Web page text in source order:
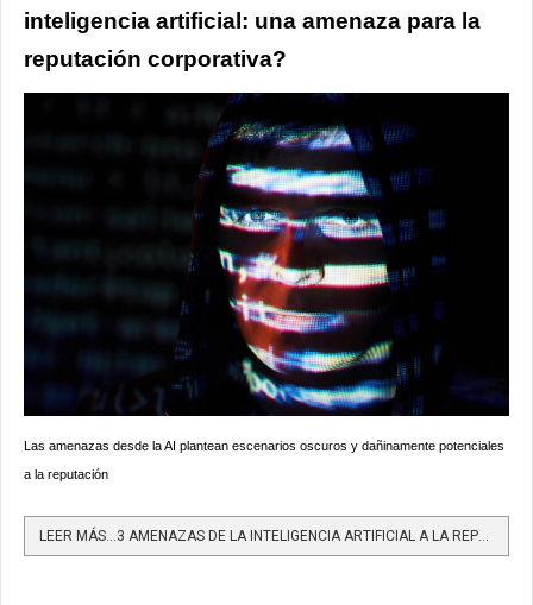
inteligencia artificial: una amenaza para la
reputación corporativa?
Las amenazas desde la AI plantean escenarios oscuros y dañinamente potenciales
a la reputación
LEER MÁS…3 AMENAZAS DE LA INTELIGENCIA ARTIFICIAL A LA REPUTACIÓN CORPORATIVA